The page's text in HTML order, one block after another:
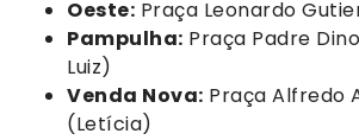
Oeste: Praça Leonardo
Pampulha: Praça Padre
Luiz)
Venda Nova: Praça Alfredo
(Letícia)